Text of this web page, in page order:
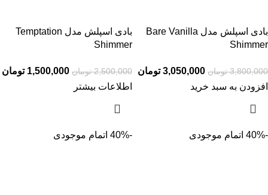
بادی اسپلش مدل Bare Vanilla
Shimmer
3,800,000 تومان 3,050,000 تومان
افزودن به سبد خرید
بادی اسپلش مدل Temptation
Shimmer
2,500,000 تومان 1,500,000 تومان
اطلاعات بیشتر
-40% اتمام موجودی -40% اتمام موجودی